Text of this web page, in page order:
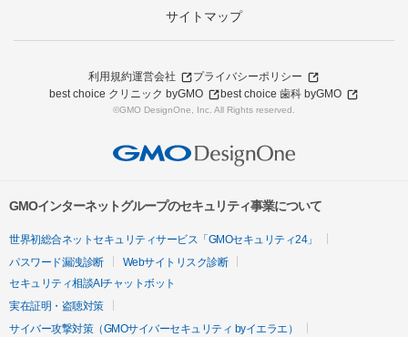
サイトマップ
利用規約運営会社
プライバシーポリシー
best choice クリニック byGMO
best choice 歯科 byGMO
©GMO DesignOne, Inc. All Rights reserved.
GMOインターネットグループのセキュリティ事業について
世界初総合ネットセキュリティサービス「GMOセキュリティ24」
パスワード漏洩診断
Webサイトリスク診断
セキュリティ相談AIチャットボット
実在証明・盗聴対策
サイバー攻撃対策（GMOサイバーセキュリティ byイエラエ）